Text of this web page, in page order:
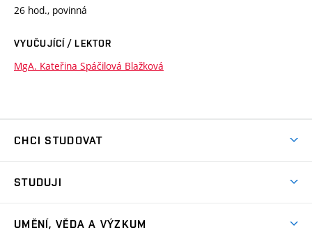
26 hod., povinná
VYUČUJÍCÍ / LEKTOR
MgA. Kateřina Spáčilová Blažková
CHCI STUDOVAT
Přijímačky
STUDUJI
UMĚNÍ, VĚDA A VÝZKUM